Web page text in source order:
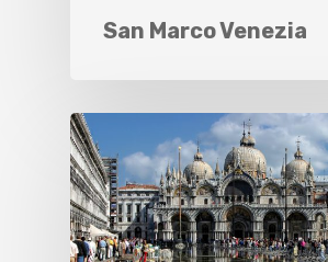
San Marco Venezia